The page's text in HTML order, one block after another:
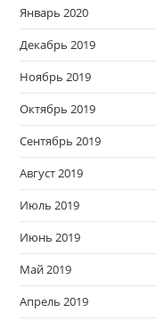
Январь 2020
Декабрь 2019
Ноябрь 2019
Октябрь 2019
Сентябрь 2019
Август 2019
Июль 2019
Июнь 2019
Май 2019
Апрель 2019